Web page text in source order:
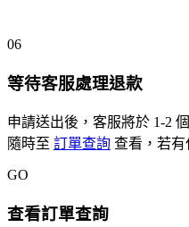
06
等待客服處理退款
申請送出後，客服將於 1-2
隨時至 訂單查詢 查看，若
GO
查看訂單查詢